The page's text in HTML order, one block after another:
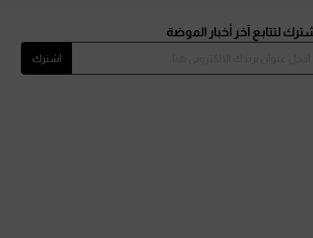
لتتابع آخر أخبار الموضة
اشترك